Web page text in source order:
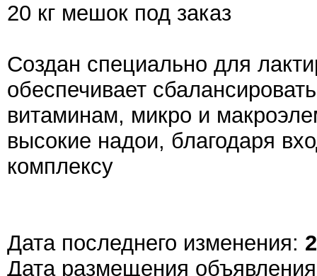
20 кг мешок под заказ
Создан специально для
обеспечивает
витаминам, микро и
высокие надои, благодаря
комплексу
Дата последнего изменения:
Дата размещения